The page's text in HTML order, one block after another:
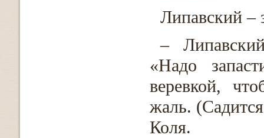
Липавский –
–
«Надо
веревкой,
жаль.
Коля.